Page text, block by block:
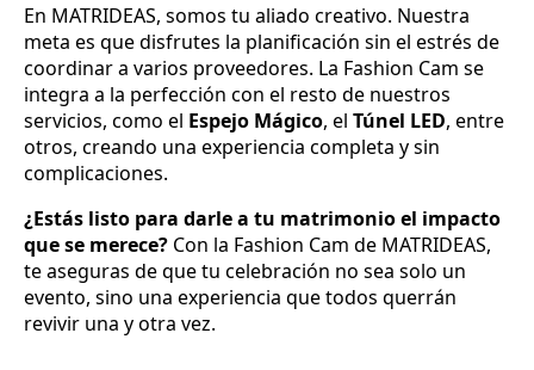
En MATRIDEAS, somos tu aliado creativo. Nuestra
meta es que disfrutes la planificación sin el estrés de
coordinar a varios proveedores. La Fashion Cam se
integra a la perfección con el resto de nuestros
servicios, como el Espejo Mágico, el Túnel LED, entre
otros, creando una experiencia completa y sin
complicaciones.
¿Estás listo para darle a tu matrimonio el impacto
que se merece? Con la Fashion Cam de MATRIDEAS,
te aseguras de que tu celebración no sea solo un
evento, sino una experiencia que todos querrán
revivir una y otra vez.